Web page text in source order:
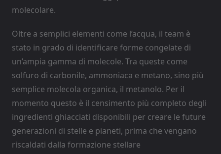
molecolare.
Oltre a semplici elementi come l’acqua, il team è
stato in grado di identificare forme congelate di
un’ampia gamma di molecole. Tra queste come
solfuro di carbonile, ammoniaca e metano, sino più
semplice molecola organica, il metanolo. Per il
momento questo è il censimento più completo degli
ingredienti ghiacciati disponibili per creare le future
generazioni di stelle e pianeti, prima che vengano
riscaldati dalla formazione stellare